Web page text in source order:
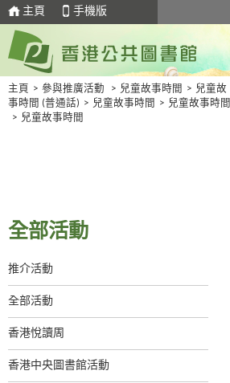
主頁 手機版
主頁 > 參與推廣活動 > 兒童故事時間 > 兒童故
事時間 (普通話) > 兒童故事時間 > 兒童故事時間
> 兒童故事時間
全部活動
推介活動
全部活動
香港悅讀周
香港中央圖書館活動